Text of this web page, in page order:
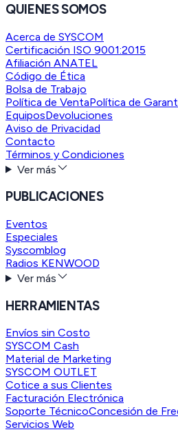
QUIENES SOMOS
Acerca de SYSCOM
Certificación ISO 9001:2015
Afiliación ANATEL
Código de Ética
Bolsa de Trabajo
Política de VentaPolítica de
EquiposDevoluciones
Aviso de Privacidad
Contacto
Términos y Condiciones
Ver más
PUBLICACIONES
Eventos
Especiales
Syscomblog
Radios KENWOOD
Ver más
HERRAMIENTAS
Envíos sin Costo
SYSCOM Cash
Material de Marketing
SYSCOM OUTLET
Cotice a sus Clientes
Facturación Electrónica
Soporte TécnicoConcesión de
Servicios Web